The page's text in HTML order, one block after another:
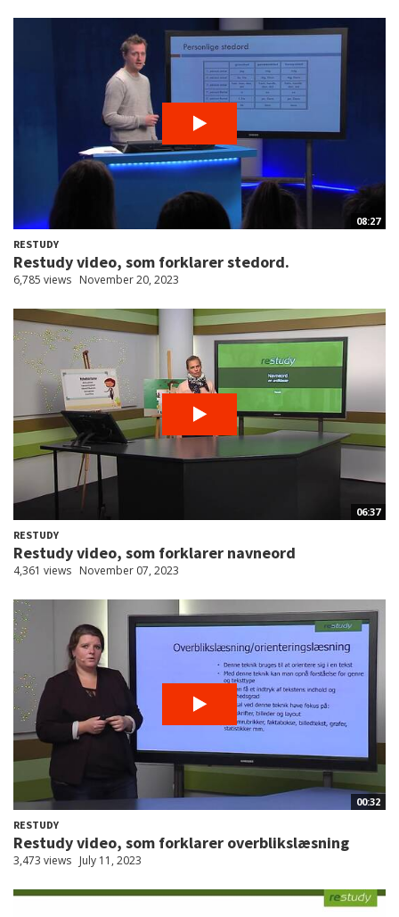
08:27
RESTUDY
Restudy video, som forklarer stedord.
6,785 views November 20, 2023
06:37
RESTUDY
Restudy video, som forklarer navneord
4,361 views November 07, 2023
00:32
RESTUDY
Restudy video, som forklarer overblikslæsning
3,473 views July 11, 2023